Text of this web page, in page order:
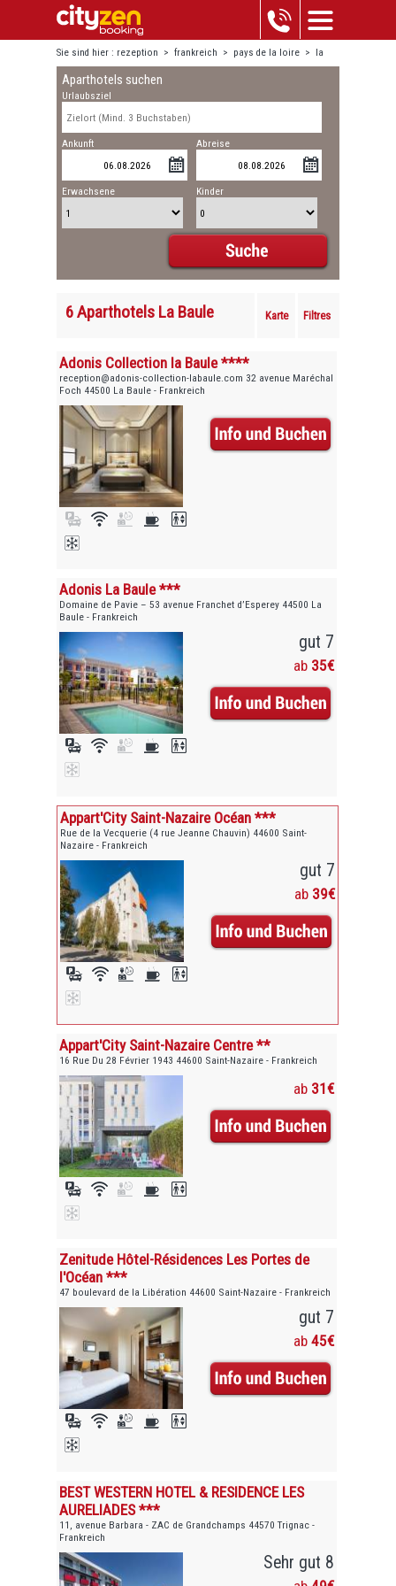
Sie sind hier : rezeption > frankreich > pays de la loire > la
baule
Aparthotels suchen
Urlaubsziel
Ankunft Abreise
Erwachsene Kinder
6 Aparthotels La Baule Karte Filtres
Adonis Collection la Baule ****
reception@adonis-collection-labaule.com 32 avenue Maréchal
Foch 44500 La Baule - Frankreich
Adonis La Baule ***
Domaine de Pavie – 53 avenue Franchet d’Esperey 44500 La
Baule - Frankreich
gut 7
ab 35€
Appart'City Saint-Nazaire Océan ***
Rue de la Vecquerie (4 rue Jeanne Chauvin) 44600 Saint-
Nazaire - Frankreich
gut 7
ab 39€
Appart'City Saint-Nazaire Centre **
16 Rue Du 28 Février 1943 44600 Saint-Nazaire - Frankreich
ab 31€
Zenitude Hôtel-Résidences Les Portes de
l'Océan ***
47 boulevard de la Libération 44600 Saint-Nazaire - Frankreich
gut 7
ab 45€
BEST WESTERN HOTEL & RESIDENCE LES
AURELIADES ***
11, avenue Barbara - ZAC de Grandchamps 44570 Trignac -
Frankreich
Sehr gut 8